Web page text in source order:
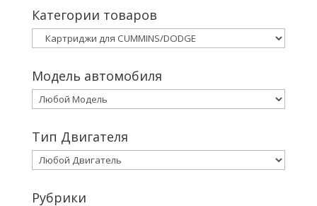
Категории товаров
Модель автомобиля
Тип Двигателя
Рубрики